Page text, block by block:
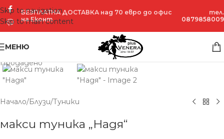
Skip to navigation
Skip to main content
БЕЗПЛАТНА ДОСТАВКА над 70 евро до офис
на Еконт
тел.
0879858009
МЕНЮ
Продадено
Начало/Блузи/Туники
макси туника „Надя“